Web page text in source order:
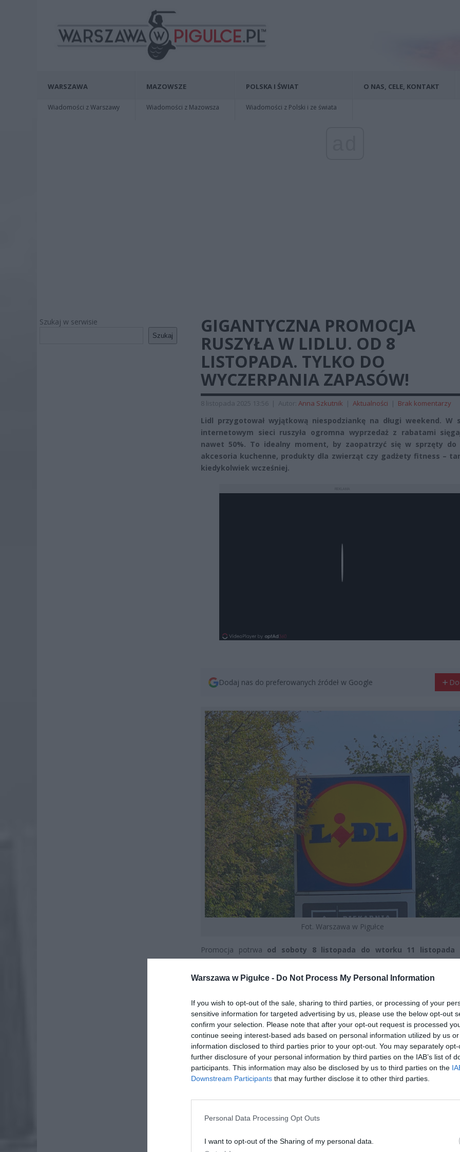
Warszawa w Pigułce - Do Not Process My Personal Information
If you wish to opt-out of the sale, sharing to third parties, or processing of your
sensitive information for targeted advertising by us, please use the below opt-out
confirm your selection. Please note that after your opt-out request is processed
continue seeing interest-based ads based on personal information utilized by us
information disclosed to third parties prior to your opt-out. You may separately
further disclosure of your personal information by third parties on the IAB’s list of
participants. This information may also be disclosed by us to third parties on the
Downstream Participants that may further disclose it to other third parties.
Personal Data Processing Opt Outs
I want to opt-out of the Sharing of my personal data.
WARSZAWA
Wiadomości z Warszawy
MAZOWSZE
Wiadomości z Mazowsza
POLSKA I ŚWIAT
Wiadomości z Polski i ze świata
O NAS, CELE, KONTAKT
Szukaj w serwisie
Szukaj
GIGANTYCZNA PROMOCJA
RUSZYŁA W LIDLU. OD 8
LISTOPADA. TYLKO DO
WYCZERPANIA ZAPASÓW!
8 listopada 2025 13:56 | Autor: Anna Szkutnik | Aktualności | Brak komentarzy
Lidl przygotował wyjątkową niespodziankę na długi weekend. W
internetowym sieci ruszyła ogromna wyprzedaż z rabatami
nawet 50%. To idealny moment, by zaopatrzyć się w sprzęty do
akcesoria kuchenne, produkty dla zwierząt czy gadżety fitness –
kiedykolwiek wcześniej.
Dodaj nas do preferowanych źródeł w Google
Fot. Warszawa w Pigułce
Promocja potrwa od soboty 8 listopada do wtorku 11 listopada
wyczerpania zapasów. Obejmuje setki artykułów, które błyskawicznie
wirtualnych półek.
ad